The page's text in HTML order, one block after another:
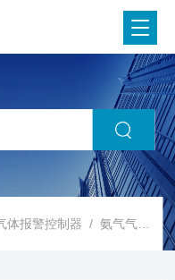
体报警控制器 /氨气气体泄漏报警器